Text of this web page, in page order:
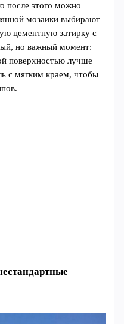
после этого можно
мозаики выбирают
цементную затирку с
но важный момент:
поверхностью лучше
с мягким краем, чтобы